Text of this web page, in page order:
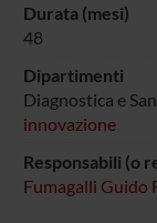
Durata (mesi)
48
Dipartimenti
Diagnostica e
innovazione
Responsabili (o
Fumagalli Guido